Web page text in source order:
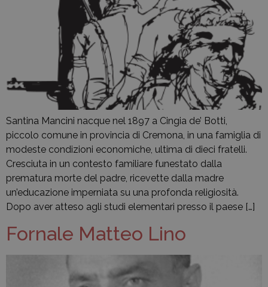
Santina Mancini nacque nel 1897 a Cingia de’ Botti,
piccolo comune in provincia di Cremona, in una famiglia di
modeste condizioni economiche, ultima di dieci fratelli.
Cresciuta in un contesto familiare funestato dalla
prematura morte del padre, ricevette dalla madre
un’educazione imperniata su una profonda religiosità.
Dopo aver atteso agli studi elementari presso il paese […]
Fornale Matteo Lino